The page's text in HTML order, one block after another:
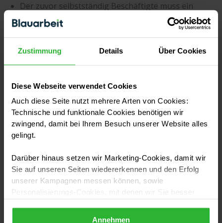
Zustimmung Details Über Cookies
Diese Webseite verwendet Cookies
Auch diese Seite nutzt mehrere Arten von Cookies:
Technische und funktionale Cookies benötigen wir
zwingend, damit bei Ihrem Besuch unserer Website alles
gelingt.
Darüber hinaus setzen wir Marketing-Cookies, damit wir
Sie auf unseren Seiten wiedererkennen und den Erfolg
unserer Kampagnen messen können, sowie
Personalisierungs-Cookies, mit denen wir Sie besser
Annehmen
Der zuvor selbstständig Beschäftigte muss ein
vollwertiger Angestellter werden.
Ausgewiesene Umsatzsteuer und Vorsteuerabzug
der Selbstständigen werden ungültig.
Grundsätzlich gilt die Versicherungspflicht und die
damit verbundenen Beitragszahlungen rückwirkend
ab Beginn des Vertragsverhältnisses. Je länger das
Arbeitsverhältnis also bereits besteht, desto höher
sinnvoll ist es, das optionale
Statusfeststellungsverfahren bei Unklarheiten
ziemlich zu Beginn des Vertragsverhältnisses
einzuleiten, um spätere Unstimmigkeiten
auszuräumen und Rechtssicherheit zu garantieren.